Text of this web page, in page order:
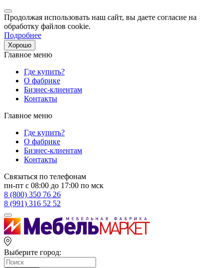
Продолжая использовать наш сайт, вы даете согласие на
обработку файлов cookie.
Подробнее
Хорошо
Главное меню
Где купить?
О фабрике
Бизнес-клиентам
Контакты
Главное меню
Где купить?
О фабрике
Бизнес-клиентам
Контакты
Связаться по телефонам
пн-пт с 08:00 до 17:00 по мск
8 (800) 350 76 26
8 (991) 316 52 52
Выберите город: